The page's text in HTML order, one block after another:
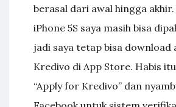
berasal dari awal hingga
iPhone 5S saya masih bisa
jadi saya tetap bisa download
Kredivo di App Store. Habis
“Apply for Kredivo” dan